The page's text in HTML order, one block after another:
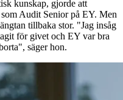
kunskap, gjorde att
Audit Senior på EY. Men
tillbaka stor. "Jag insåg
för givet och EY var bra
säger hon.